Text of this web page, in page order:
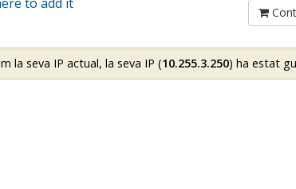
la seva IP actual, la seva IP (10.255.3.250) ha estat